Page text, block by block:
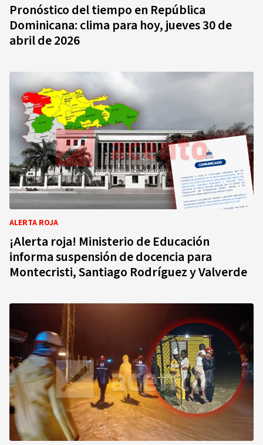
Pronóstico del tiempo en República
Dominicana: clima para hoy, jueves 30 de
abril de 2026
ALERTA ROJA
¡Alerta roja! Ministerio de Educación
informa suspensión de docencia para
Montecristi, Santiago Rodríguez y Valverde